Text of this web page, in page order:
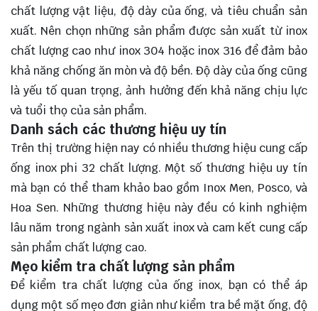
chất lượng vật liệu, độ dày của ống, và tiêu chuẩn sản
xuất. Nên chọn những sản phẩm được sản xuất từ inox
chất lượng cao như inox 304 hoặc inox 316 để đảm bảo
khả năng chống ăn mòn và độ bền. Độ dày của ống cũng
là yếu tố quan trọng, ảnh hưởng đến khả năng chịu lực
và tuổi thọ của sản phẩm.
Danh sách các thương hiệu uy tín
Trên thị trường hiện nay có nhiều thương hiệu cung cấp
ống inox phi 32 chất lượng. Một số thương hiệu uy tín
mà bạn có thể tham khảo bao gồm Inox Men, Posco, và
Hoa Sen. Những thương hiệu này đều có kinh nghiệm
lâu năm trong ngành sản xuất inox và cam kết cung cấp
sản phẩm chất lượng cao.
Mẹo kiểm tra chất lượng sản phẩm
Để kiểm tra chất lượng của ống inox, bạn có thể áp
dụng một số mẹo đơn giản như kiểm tra bề mặt ống, độ